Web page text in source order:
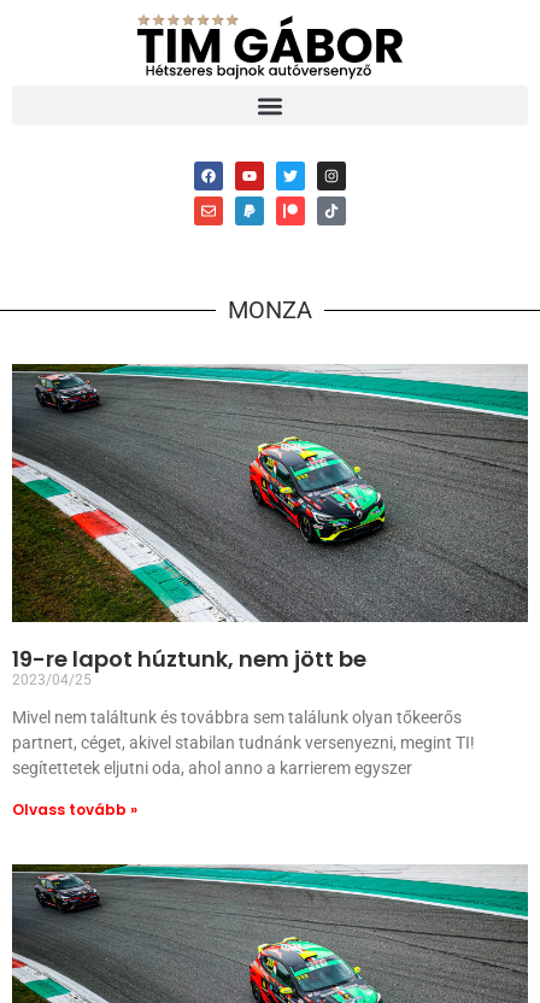
MONZA
19-re lapot húztunk, nem jött be
2023/04/25
Mivel nem találtunk és továbbra sem találunk olyan tőkeerős
partnert, céget, akivel stabilan tudnánk versenyezni, megint TI!
segítettetek eljutni oda, ahol anno a karrierem egyszer
Olvass tovább »